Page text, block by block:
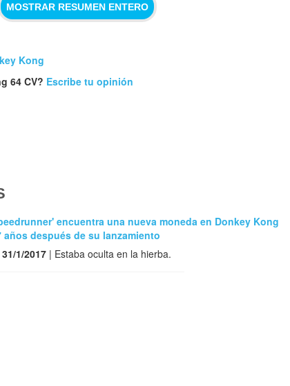
MOSTRAR RESUMEN ENTERO
Kong
64 CV? Escribe tu opinión
encuentra una nueva moneda en Donkey Kong
años después de su lanzamiento
1/2017 | Estaba oculta en la hierba.